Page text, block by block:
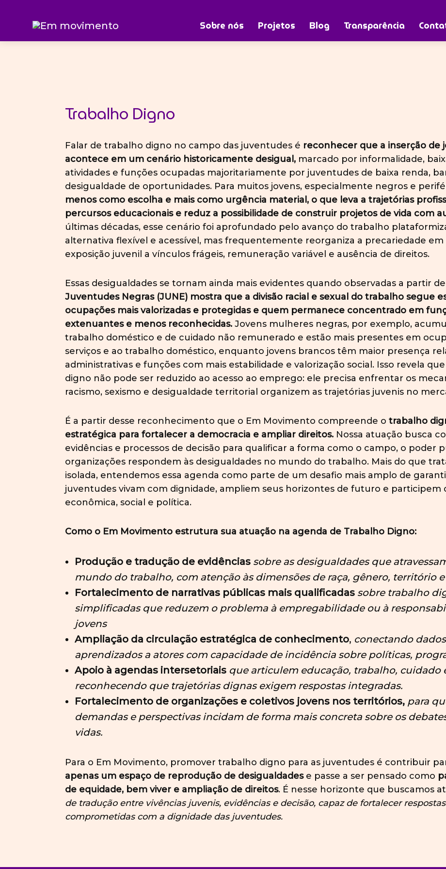
movimento
Sobre nós Projetos Blog Transparência
Início» Trabalho Digno
Trabalho Digno
Falar de trabalho digno no campo das juventudes é reconhecer que a inserção
acontece em um cenário historicamente desigual, marcado por informalidade,
atividades e funções ocupadas majoritariamente por juventudes de baixa renda,
desigualdade de oportunidades. Para muitos jovens, especialmente negros e
menos como escolha e mais como urgência material, o que leva a trajetórias
percursos educacionais e reduz a possibilidade de construir projetos de vida com
últimas décadas, esse cenário foi aprofundado pelo avanço do trabalho
alternativa flexível e acessível, mas frequentemente reorganiza a precariedade em
exposição juvenil a vínculos frágeis, remuneração variável e ausência de direitos.
Essas desigualdades se tornam ainda mais evidentes quando observadas a partir
Juventudes Negras (JUNE) mostra que a divisão racial e sexual do trabalho segue
ocupações mais valorizadas e protegidas e quem permanece concentrado em
extenuantes e menos reconhecidas.Jovens mulheres negras, por exemplo,
trabalho doméstico e de cuidado não remunerado e estão mais presentes em
serviços e ao trabalho doméstico, enquanto jovens brancos têm maior presença
administrativas e funções com mais estabilidade e valorização social. Isso revela
digno não pode ser reduzido ao acesso ao emprego: ele precisa enfrentar os
racismo, sexismo e desigualdade territorial organizem as trajetórias juvenis no
É a partir desse reconhecimento que o Em Movimento compreende otrabalho
estratégica para fortalecer a democracia e ampliar direitos. Nossa atuação busca
evidências e processos de decisão para qualificar a forma como o campo, o poder
organizações respondem às desigualdades no mundo do trabalho. Mais do que
isolada, entendemos essa agenda como parte de um desafio mais amplo de
juventudes vivam com dignidade, ampliem seus horizontes de futuro e participem
econômica, social e política.
Como o Em Movimento estrutura sua atuação na agenda de Trabalho Digno:
Produção e tradução de evidências sobre as desigualdades que
mundo do trabalho, com atenção às dimensões de raça, gênero, território e
Fortalecimento de narrativas públicas mais qualificadas sobre trabalho
simplificadas que reduzem o problema à empregabilidade ou à
jovens
Ampliação da circulação estratégica de conhecimento, conectando
aprendizados a atores com capacidade de incidência sobre políticas,
Apoio à agendas intersetoriais que articulem educação, trabalho, cuidado
reconhecendo que trajetórias dignas exigem respostas integradas.
Fortalecimento de organizações e coletivos jovens nos territórios, para
demandas e perspectivas incidam de forma mais concreta sobre os
vidas.
Para o Em Movimento, promover trabalho digno para as juventudes é contribuir
apenas um espaço de reprodução de desigualdadese passe a ser pensado como
de equidade, bem viver e ampliação de direitos. É nesse horizonte que buscamos
de tradução entre vivências juvenis, evidências e decisão, capaz de fortalecer
comprometidas com a dignidade das juventudes.